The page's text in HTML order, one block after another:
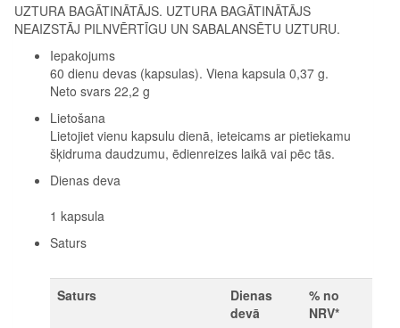
UZTURA BAGĀTINĀTĀJS. UZTURA BAGĀTINĀTĀJS
NEAIZSTĀJ PILNVĒRTĪGU UN SABALANSĒTU UZTURU.
Iepakojums
60 dienu devas (kapsulas). Viena kapsula 0,37 g.
Neto svars 22,2 g
Lietošana
Lietojiet vienu kapsulu dienā, ieteicams ar pietiekamu
šķidruma daudzumu, ēdienreizes laikā vai pēc tās.
Dienas deva
1 kapsula
Saturs
Saturs
Dienas
devā
% no
NRV*